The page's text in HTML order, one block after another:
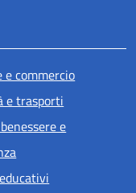
e commercio
e trasporti
e